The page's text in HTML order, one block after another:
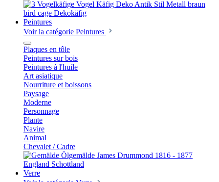
Peintures
Voir la catégorie Peintures
Plaques en tôle
Peintures sur bois
Peintures à l'huile
Art asiatique
Nourriture et boissons
Paysage
Moderne
Personnage
Plante
Navire
Animal
Chevalet / Cadre
Verre